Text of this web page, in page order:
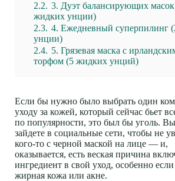
2.2. 3. Дуэт балансирующих
жидких унции)
2.3. 4. Ежедневный суперпилинг
унции)
2.4. 5. Грязевая маска с
торфом (5 жидких унций)
Если бы нужно было выбрать один
уходу за кожей, который сейчас бьет
по популярности, это был бы уголь.
зайдете в социальные сети, чтобы не
кого-то с черной маской на лице — и,
оказывается, есть веская причина
ингредиент в свой уход, особенно если
жирная кожа или акне.